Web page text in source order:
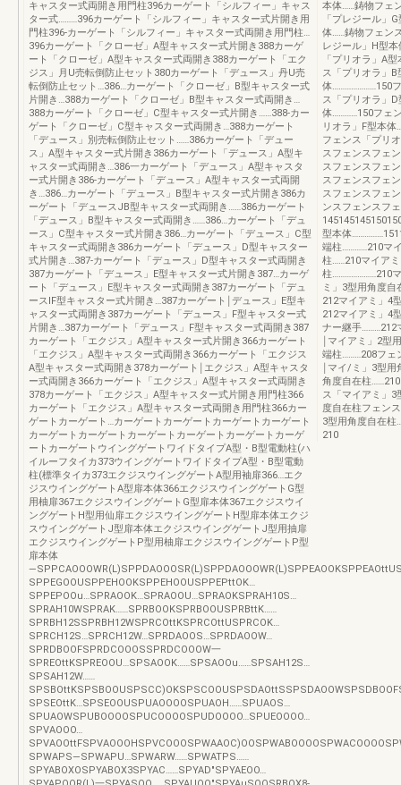
キャスター式両開き用門柱396カーゲート「シルフィー」キャス
ター式………396カーゲート「シルフィー」キャスター式片開き用
門柱396-カーゲート「シルフィー」キャスター式両開き用門柱…
396カーゲート「クローゼ」A型キャスター式片開き388カーゲ
ート「クローゼ」A型キャスター式両開き388カーゲート「エク
ジス」月U売転倒防止セット380カーゲート「デュース」丹U売
転倒防止セット…386…カーゲート「クローゼ」B型キャスター式
片開き…388カーゲート「クローゼ」B型キャスター式両開き…
388カーゲート「クローゼ」C型キャスター式片開き……388-カー
ゲート「クローゼ」C型キャスター式両開き…388カーゲート
「デュース」別売転倒防止セット……386カーゲート「デュー
ス」A型キャスター式片開き386カーゲート「デュース」A型キ
ャスター式両開き…386一カーゲート「デュース」A型キャスタ
ー式片開き386-カーゲート「デュース」A型キャスター式両開
き…386…カーゲート「デュース」B型キャスター式片開き386カ
ーゲート「デュースJB型キャスター式両開き……386カーゲート
「デュース」B型キャスター式両開き……386…カーゲート「デュ
ース」C型キャスター式片開き386…カーゲート「デュース」C型
キャスター式両開き386カーゲート「デュース」D型キャスター
式片開き…387-カーゲート「デュース」D型キャスター式両開き
387カーゲート「デュース」E型キャスター式片開き387…カーゲ
ート「デュース」E型キャスター式両開き387カーゲート「デュ
ースIF型キャスター式片開き…387カーゲート￨デュース」E型キ
ャスター式両開き387カーゲート「デュース」F型キャスター式
片開き…387カーゲート「デュース」F型キャスター式両開き387
カーゲート「エクジス」A型キャスター式片開き366カーゲート
「エクジス」A型キャスター式両開き366カーゲート「エクジス
A型キャスター式両開き378カーゲート￨エクジス」A型キャスタ
ー式両開き366カーゲート「エクジス」A型キャスター式両開き
378カーゲート「エクジス」A型キャスター式片開き用門柱366
カーゲート「エクジス」A型キャスター式両開き用門柱366カー
ゲートカーゲート…カーゲートカーゲートカーゲートカーゲート
カーゲートカーゲートカーゲートカーゲートカーゲートカーゲ
ートカーゲートウイングゲートワイドタイプA型・B型電動柱(ハ
イルーフタイカ373ウイングゲートワイドタイプA型・B型電動
柱(標準タイカ373エクジスウイングゲートA型用袖扉366…エク
ジスウイングゲートA型扉本体366エクジスウイングゲートG型
用柚扉367エクジスウイングゲートG型扉本体367エクジスウイ
ングゲートH型用仙扉エクジスウイングゲートH型扉本体エクジ
スウイングゲートJ型扉本体エクジスウイングゲートJ型用抽扉
エクジスウイングゲートP型用柚扉エクジスウイングゲートP型
扉本体
SPPEGOOUSPPEHOOKSPPEHOOUSPPEPttOK…
SPPEPOOu…SPRAOOK…SPRAOOU…SPRAOKSPRAH10S…
SPRAH10WSPRAK……SPRBOOKSPRBOOUSPRBttK……
SPRBH12SSPRBH12WSPRCOttKSPRCOttUSPRCOK…
SPRCH12S…SPRCH12W…SPRDAOOS…SPRDAOOW…
SPRDBOOFSPRDCOOOSSPRDCOOOW一
SPREOttKSPREOOU…SPSAOOK……SPSAOOu……SPSAH12S…
SPSAH12W……
SPSEOttK…SPSEOOUSPUAOOOOSPUAOH……SPUAOS…
SPUAOWSPUBOOOOSPUCOOOOSPUDOOOO…SPUEOOOO…
SPVAOOO…
SPWAPS―SPWAPU…SPWARW……SPWATPS……
SPYABOXOSPYABOX3SPYAC……SPYAD"SPYAEOO…
本体……鋳物フェ
「プレジール」
体……鋳物フェン
レジール」H型
「プリオラ」A
ス「プリオラ」
体…………………150
ス「プリオラ」
体…………150フェ
リオラ」F型本
フェンス「プリ
スフェンスフェ
スフェンスフェ
スフェンスフェ
スフェンスフェ
ンスフェンスフ
型本体……………151
端柱…………210マ
柱……210マイア
柱…………………210
ミ」3型用角度
212マイアミ」4
212マイアミ」4
ナー継手………212
￨マイアミ」2型
端柱………208フェ
￨マイ/ミ」3型
角度自在柱
ス「マイアミ」3
度自在柱フェン
3型用角度自在
210